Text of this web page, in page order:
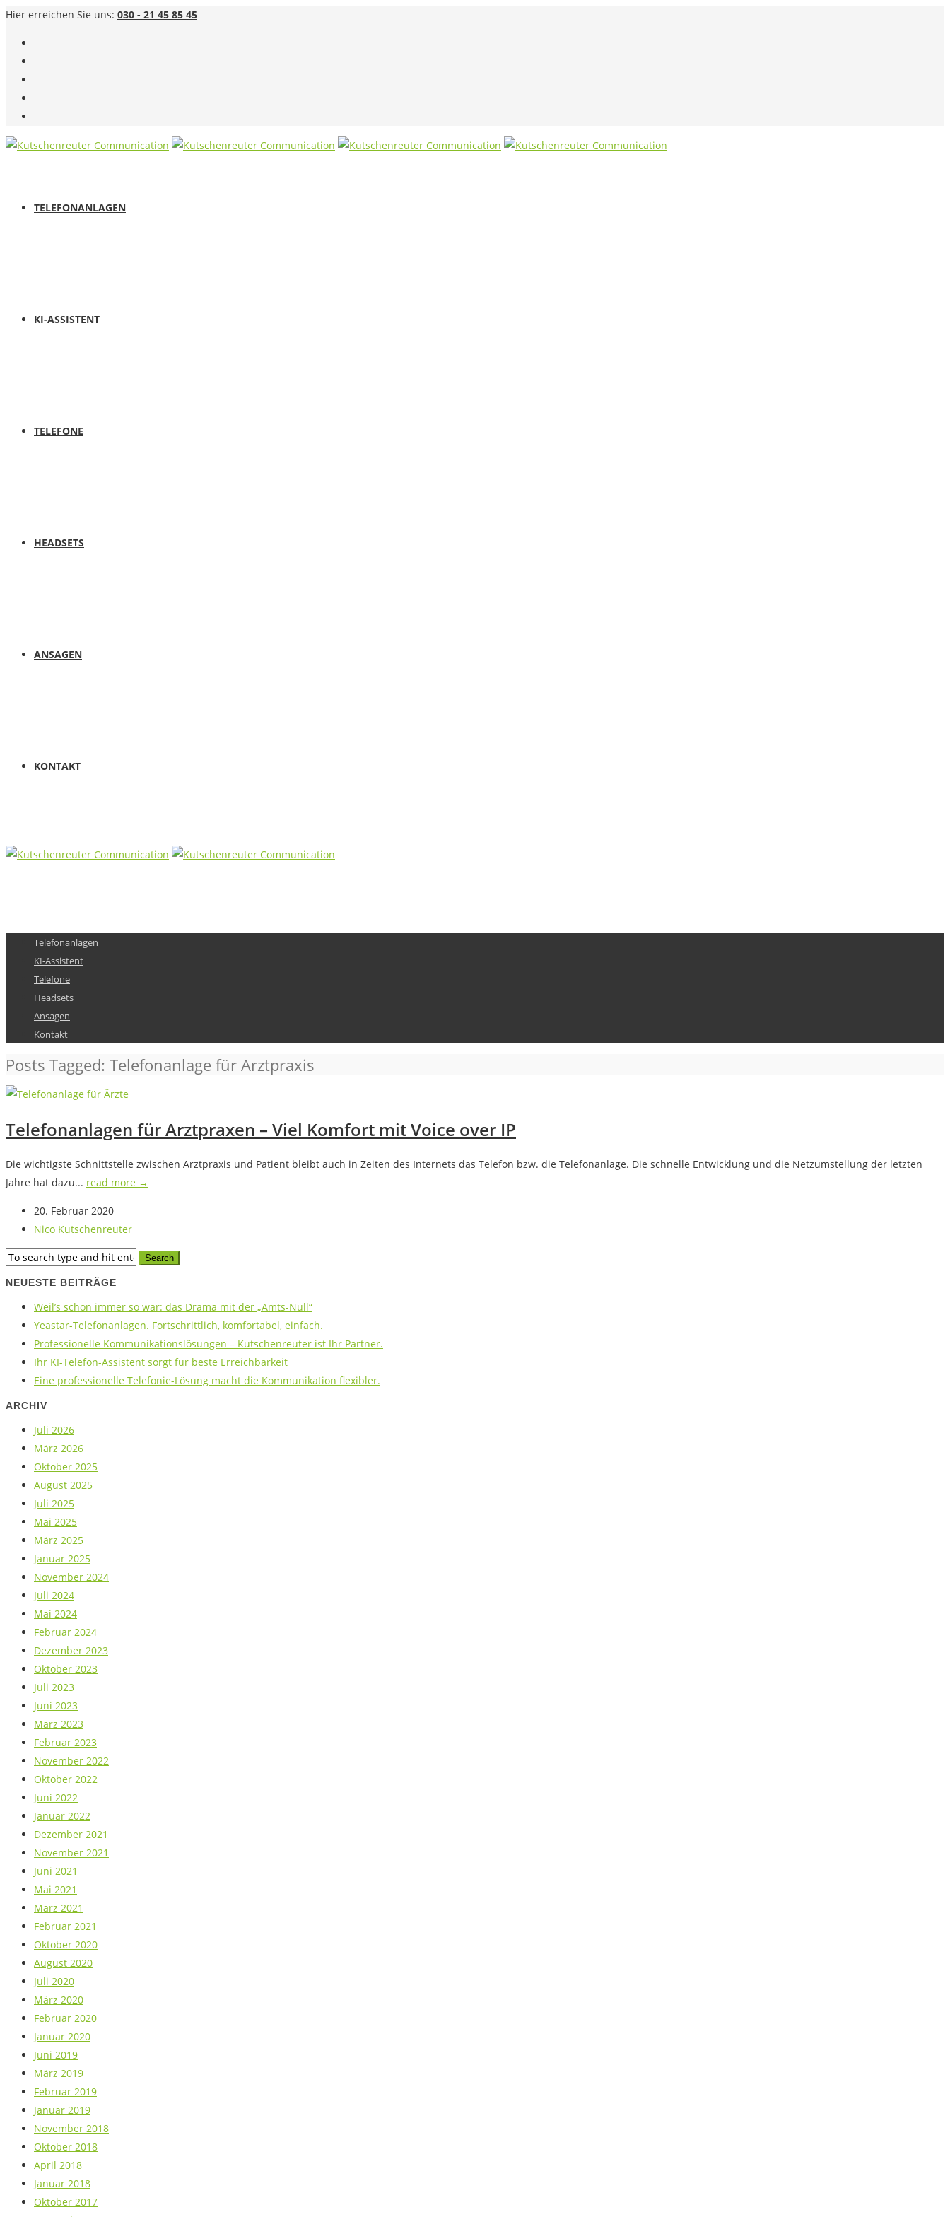
Hier erreichen Sie uns: 030 - 21 45 85 45
TELEFONANLAGEN
KI-ASSISTENT
TELEFONE
HEADSETS
ANSAGEN
KONTAKT
Telefonanlagen
KI-Assistent
Telefone
Headsets
Ansagen
Kontakt
Posts Tagged: Telefonanlage für Arztpraxis
Telefonanlagen für Arztpraxen – Viel Komfort mit Voice over IP
Die wichtigste Schnittstelle zwischen Arztpraxis und Patient bleibt auch in Zeiten des Internets das Telefon bzw. die Telefonanlage. Die schnelle Entwicklung und die Netzumstellung der letzten
Jahre hat dazu... read more →
20. Februar 2020
Nico Kutschenreuter
NEUESTE BEITRÄGE
Weil’s schon immer so war: das Drama mit der „Amts-Null“
Yeastar-Telefonanlagen. Fortschrittlich, komfortabel, einfach.
Professionelle Kommunikationslösungen – Kutschenreuter ist Ihr Partner.
Ihr KI-Telefon-Assistent sorgt für beste Erreichbarkeit
Eine professionelle Telefonie-Lösung macht die Kommunikation flexibler.
ARCHIV
Juli 2026
März 2026
Oktober 2025
August 2025
Juli 2025
Mai 2025
März 2025
Januar 2025
November 2024
Juli 2024
Mai 2024
Februar 2024
Dezember 2023
Oktober 2023
Juli 2023
Juni 2023
März 2023
Februar 2023
November 2022
Oktober 2022
Juni 2022
Januar 2022
Dezember 2021
November 2021
Juni 2021
Mai 2021
März 2021
Februar 2021
Oktober 2020
August 2020
Juli 2020
März 2020
Februar 2020
Januar 2020
Juni 2019
März 2019
Februar 2019
Januar 2019
November 2018
Oktober 2018
April 2018
Januar 2018
Oktober 2017